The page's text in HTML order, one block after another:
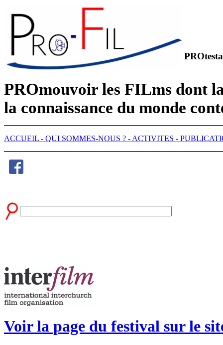
PROmouvoir les FILms dont
la connaissance du monde
ACCUEIL - QUI SOMMES-NOUS ? - ACTIVITES -
Voir la page du festival sur le